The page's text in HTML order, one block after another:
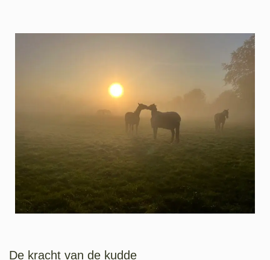
De kracht van de kudde